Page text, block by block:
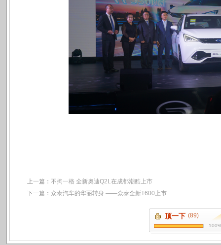
上一篇： 不拘一格 全新奥迪Q2L在成都潮酷上市
下一篇： 众泰汽车的华丽转身 ——众泰全新T600上市
顶一下 (89)